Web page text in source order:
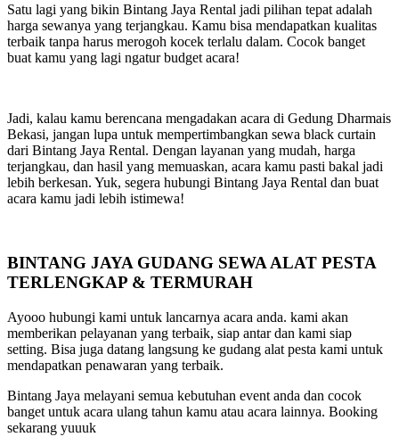
Satu lagi yang bikin Bintang Jaya Rental jadi pilihan tepat adalah
harga sewanya yang terjangkau. Kamu bisa mendapatkan kualitas
terbaik tanpa harus merogoh kocek terlalu dalam. Cocok banget
buat kamu yang lagi ngatur budget acara!
Jadi, kalau kamu berencana mengadakan acara di Gedung Dharmais
Bekasi, jangan lupa untuk mempertimbangkan sewa black curtain
dari Bintang Jaya Rental. Dengan layanan yang mudah, harga
terjangkau, dan hasil yang memuaskan, acara kamu pasti bakal jadi
lebih berkesan. Yuk, segera hubungi Bintang Jaya Rental dan buat
acara kamu jadi lebih istimewa!
BINTANG JAYA GUDANG SEWA ALAT PESTA
TERLENGKAP & TERMURAH
Ayooo hubungi kami untuk lancarnya acara anda. kami akan
memberikan pelayanan yang terbaik, siap antar dan kami siap
setting. Bisa juga datang langsung ke gudang alat pesta kami untuk
mendapatkan penawaran yang terbaik.
Bintang Jaya melayani semua kebutuhan event anda dan cocok
banget untuk acara ulang tahun kamu atau acara lainnya. Booking
sekarang yuuuk